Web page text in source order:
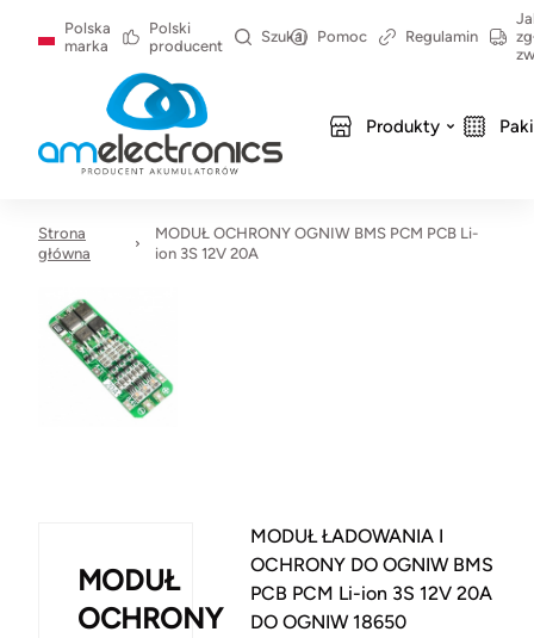
Polska
marka
Polski
producent
Szukaj Pomoc Regulamin
Produkty
Strona
główna
MODUŁ OCHRONY OGNIW BMS PCM PCB Li-
ion 3S 12V 20A
MODUŁ
OCHRONY
MODUŁ ŁADOWANIA I
OCHRONY DO OGNIW BMS
PCB PCM Li-ion 3S 12V 20A
DO OGNIW 18650